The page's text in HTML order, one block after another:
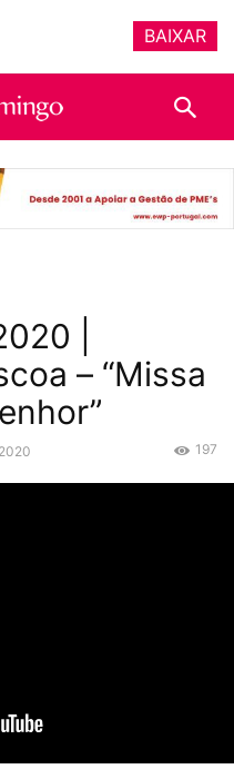
|
– “Missa
197
BAIXAR